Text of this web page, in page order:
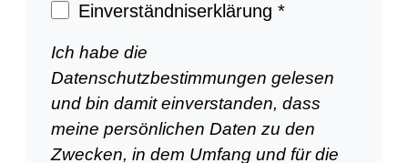
Einverständniserklärung *
Ich habe die
Datenschutzbestimmungen gelesen
und bin damit einverstanden, dass
meine persönlichen Daten zu den
Zwecken, in dem Umfang und für die